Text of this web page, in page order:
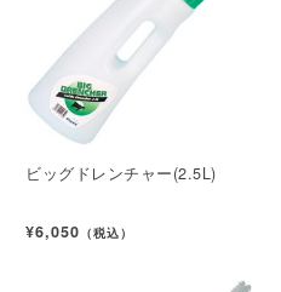
ビッグドレンチャー(2.5L)
¥6,050 （税込）